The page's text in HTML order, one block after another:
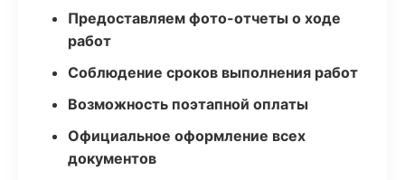
Предоставляем фото-отчеты о ходе
работ
Соблюдение сроков выполнения работ
Возможность поэтапной оплаты
Официальное оформление всех
документов